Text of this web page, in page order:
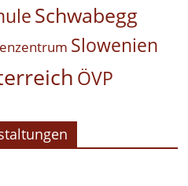
Schwabegg
Slowenien
ÖVP